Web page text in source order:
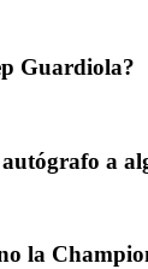
Guardiola?
a
la